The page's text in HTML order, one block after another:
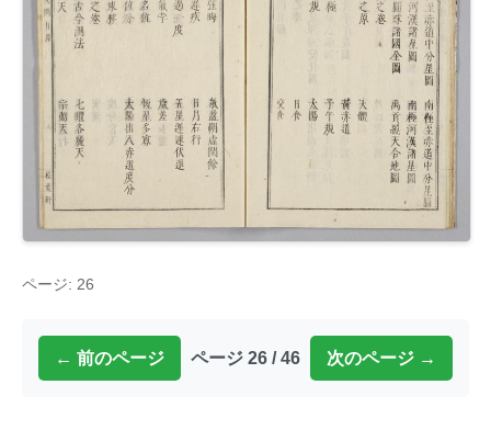
ページ: 26
← 前のページ ページ 26 / 46 次のページ →